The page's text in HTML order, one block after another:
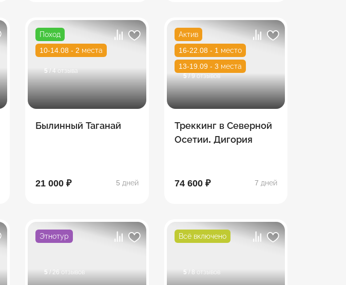
Поход
10-14.08 - 2 места
5 / 4 отзыва
Былинный Таганай
21 000 ₽ 5 дней
Актив
16-22.08 - 1 место
13-19.09 - 3 места
5 / 9 отзывов
Треккинг в Северной
Осетии. Дигория
74 600 ₽ 7 дней
Этнотур
5 / 26 отзывов
Всё включено
5 / 8 отзывов